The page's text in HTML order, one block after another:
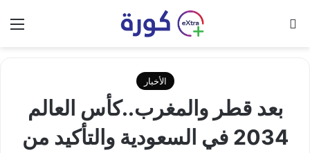
الأخبار
بعد قطر والمغرب..كأس العالم
2034 في السعودية والتأكيد من